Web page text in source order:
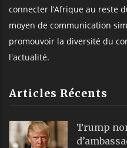
connecter l’Afrique au reste
moyen de communication
promouvoir la diversité du
l'actualité.
Articles Récents
Trump